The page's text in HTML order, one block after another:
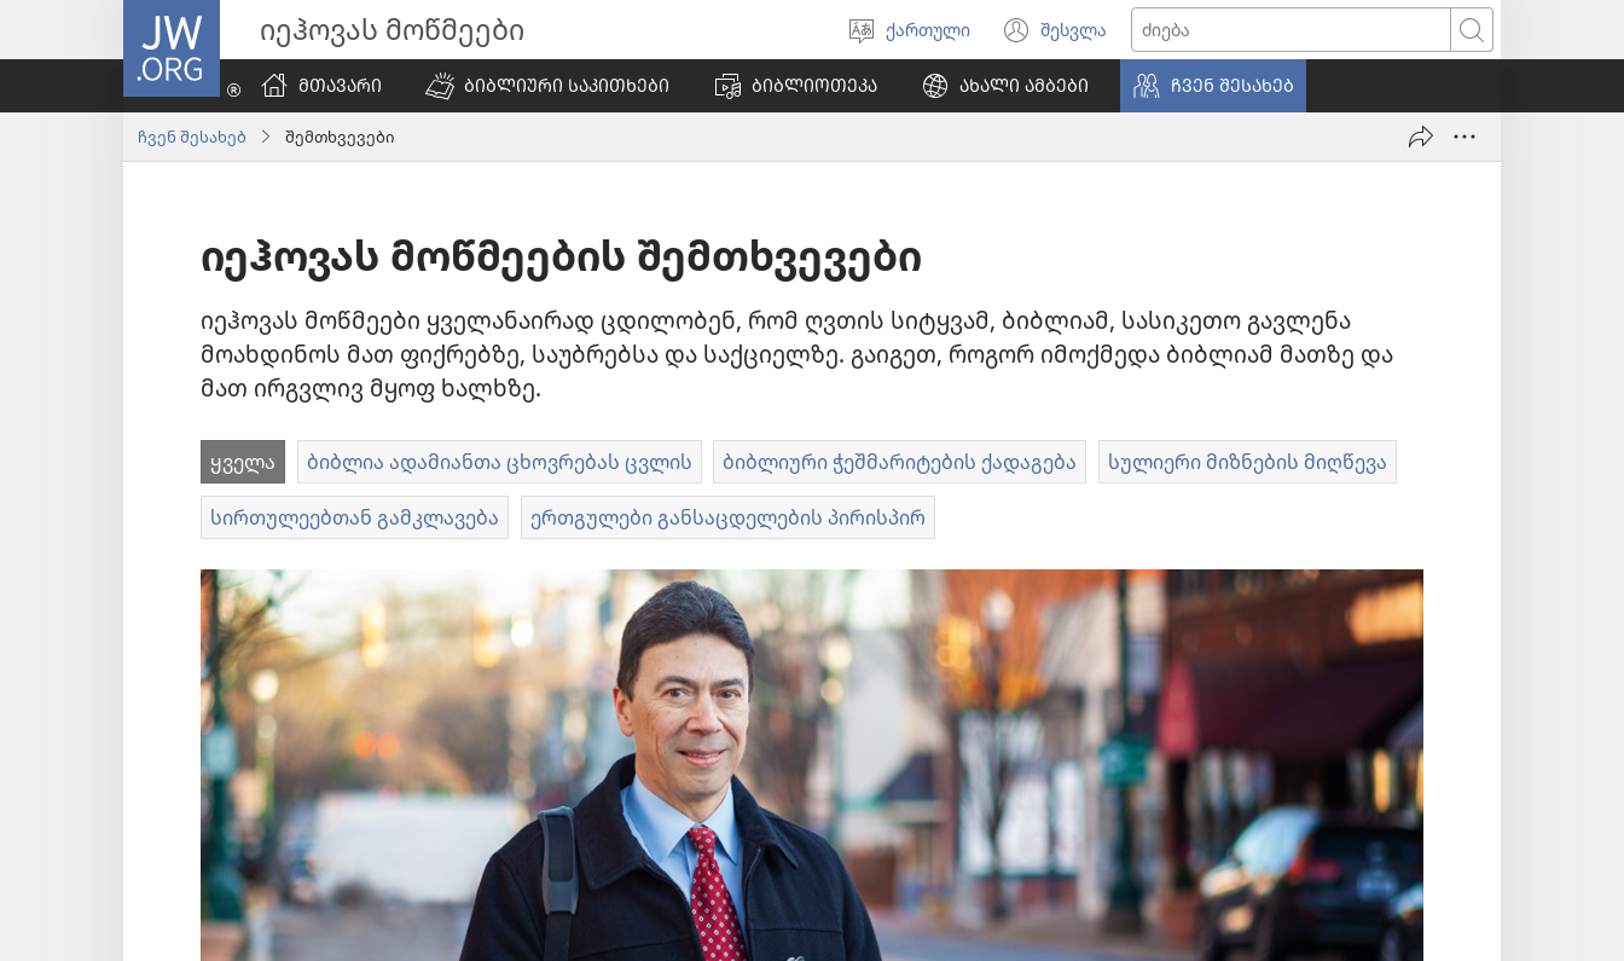
JW.ORG იეჰოვას მოწმეები
აირჩიეთ
ენა
ქართული შესვლა
(გაიხსნება
ახალი
ფანჯარა)
ძიება
ᲛᲗᲐᲕᲐᲠᲘ
ᲑᲘᲑᲚᲘᲣᲠᲘ ᲡᲐᲙᲘᲗᲮᲔᲑᲘ ᲑᲘᲑᲚᲘᲝᲗᲔᲙᲐ ᲐᲮᲐᲚᲘ ᲐᲛᲑᲔᲑᲘ ᲩᲕᲔᲜ ᲨᲔᲡᲐᲮᲔᲑ
ჩვენ შესახებ შემთხვევები
იეჰოვას მოწმეების შემთხვევები
იეჰოვას მოწმეები ყველანაირად ცდილობენ, რომ ღვთის სიტყვამ, ბიბლიამ, სასიკეთო გავლენა
მოახდინოს მათ ფიქრებზე, საუბრებსა და საქციელზე. გაიგეთ, როგორ იმოქმედა ბიბლიამ მათზე და
მათ ირგვლივ მყოფ ხალხზე.
ყველა ბიბლია ადამიანთა ცხოვრებას ცვლის ბიბლიური ჭეშმარიტების ქადაგება სულიერი მიზნების მიღწევა
სირთულეებთან გამკლავება ერთგულები განსაცდელების პირისპირ